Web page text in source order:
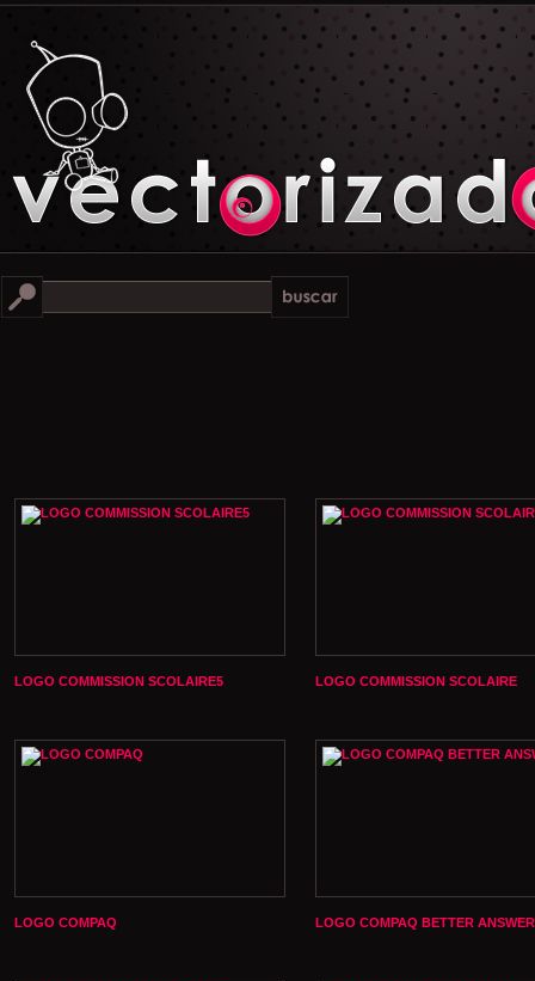
LOGO COMMISSION SCOLAIRE5 LOGO COMMISSION SCOLAIRE
LOGO COMPAQ LOGO COMPAQ BETTER